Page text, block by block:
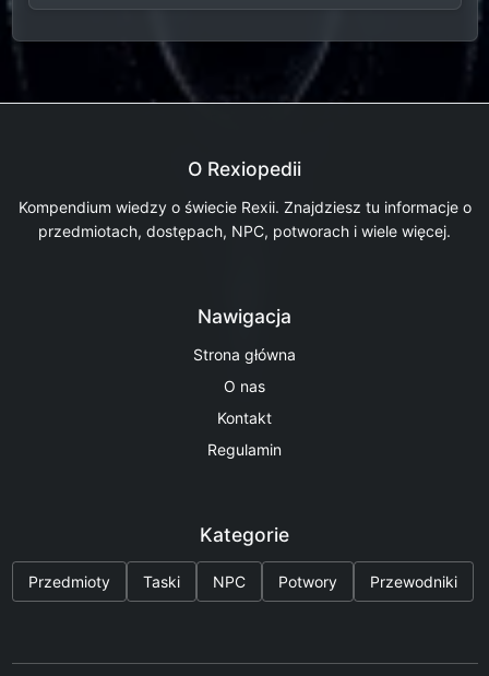
O Rexiopedii
Kompendium wiedzy o świecie Rexii. Znajdziesz tu informacje o
przedmiotach, dostępach, NPC, potworach i wiele więcej.
Nawigacja
Strona główna
O nas
Kontakt
Regulamin
Kategorie
Przedmioty Taski NPC Potwory Przewodniki